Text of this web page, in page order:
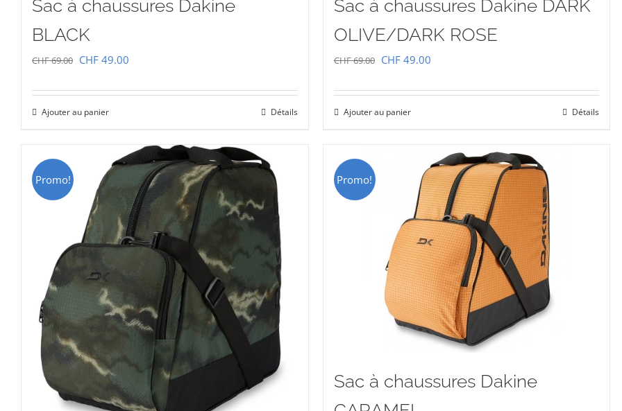
Sac à chaussures Dakine
BLACK
CHF69.00 Le
initial
était :
CHF 49.00
actuel
CHF 49.00.
Ajouter au panier Détails
Sac à chaussures Dakine DARK
OLIVE/DARK ROSE
CHF69.00 Le
initial
était :
CHF49.00Le
actuel
Ajouter au panier Détails
Promo! Promo!
Sac à chaussures Dakine